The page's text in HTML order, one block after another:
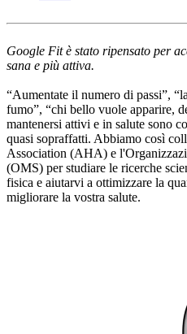
Google Fit è stato ripensato per
sana e più attiva.
“Aumentate il numero di passi”,
fumo”, “chi bello vuole apparire,
mantenersi attivi e in salute sono
quasi sopraffatti. Abbiamo così
Association (AHA) e
(OMS) per studiare le ricerche
fisica e aiutarvi a ottimizzare la
migliorare la vostra salute.